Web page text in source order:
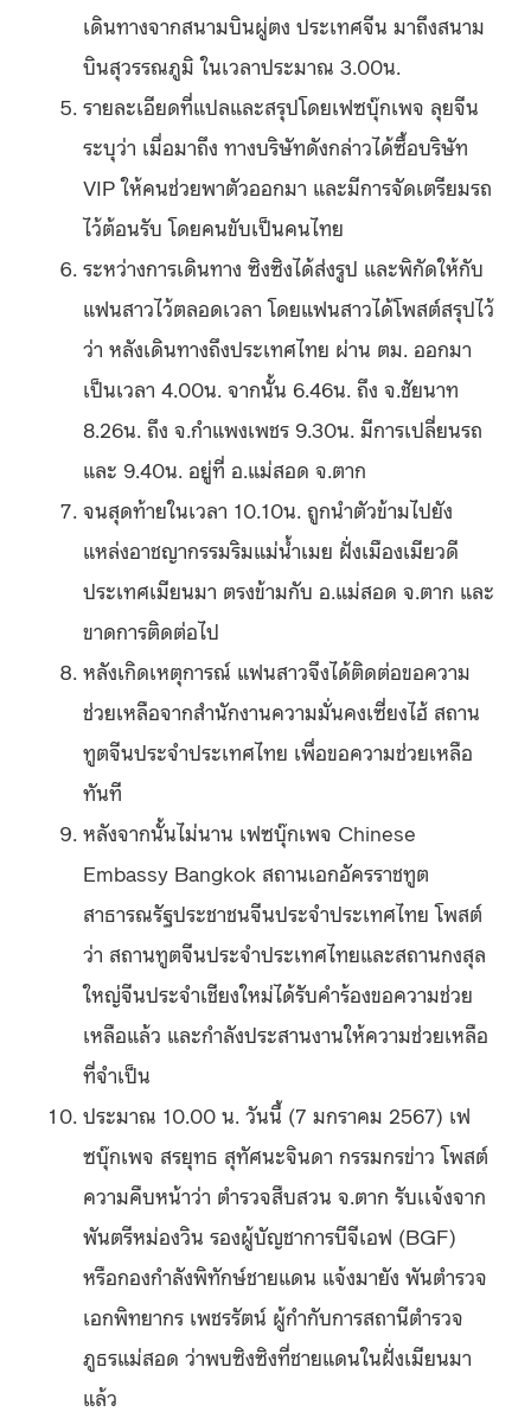
เดินทางจากสนามบินผู่ตง ประเทศจีน มาถึงสนาม
บินสุวรรณภูมิ ในเวลาประมาณ 3.00น.
รายละเอียดที่แปลและสรุปโดยเฟซบุ๊กเพจ ลุยจีน
ระบุว่า เมื่อมาถึง ทางบริษัทดังกล่าวได้ซื้อบริษัท
VIP ให้คนช่วยพาตัวออกมา และมีการจัดเตรียมรถ
ไว้ต้อนรับ โดยคนขับเป็นคนไทย
ระหว่างการเดินทาง ซิงซิงได้ส่งรูป และพิกัดให้กับ
แฟนสาวไว้ตลอดเวลา โดยแฟนสาวได้โพสต์สรุปไว้
ว่า หลังเดินทางถึงประเทศไทย ผ่าน ตม. ออกมา
เป็นเวลา 4.00น. จากนั้น 6.46น. ถึง จ.ชัยนาท
8.26น. ถึง จ.กำแพงเพชร 9.30น. มีการเปลี่ยนรถ
และ 9.40น. อยู่ที่ อ.แม่สอด จ.ตาก
จนสุดท้ายในเวลา 10.10น. ถูกนำตัวข้ามไปยัง
แหล่งอาชญากรรมริมแม่น้ำเมย ฝั่งเมืองเมียวดี
ประเทศเมียนมา ตรงข้ามกับ อ.แม่สอด จ.ตาก และ
ขาดการติดต่อไป
หลังเกิดเหตุการณ์ แฟนสาวจึงได้ติดต่อขอความ
ช่วยเหลือจากสำนักงานความมั่นคงเซี่ยงไฮ้ สถาน
ทูตจีนประจำประเทศไทย เพื่อขอความช่วยเหลือ
ทันที
หลังจากนั้นไม่นาน เฟซบุ๊กเพจ Chinese
Embassy Bangkok สถานเอกอัครราชทูต
สาธารณรัฐประชาชนจีนประจำประเทศไทย โพสต์
ว่า สถานทูตจีนประจำประเทศไทยและสถานกงสุล
ใหญ่จีนประจำเชียงใหม่ได้รับคำร้องขอความช่วย
เหลือแล้ว และกำลังประสานงานให้ความช่วยเหลือ
ที่จำเป็น
ประมาณ 10.00 น. วันนี้ (7 มกราคม 2567) เฟ
ซบุ๊กเพจ สรยุทธ สุทัศนะจินดา กรรมกรข่าว โพสต์
ความคืบหน้าว่า ตำรวจสืบสวน จ.ตาก รับเเจ้งจาก
พันตรีหม่องวิน รองผู้บัญชาการบีจีเอฟ (BGF)
หรือกองกำลังพิทักษ์ชายแดน แจ้งมายัง พันตำรวจ
เอกพิทยากร เพชรรัตน์ ผู้กำกับการสถานีตำรวจ
ภูธรแม่สอด ว่าพบซิงซิงที่ชายแดนในฝั่งเมียนมา
แล้ว